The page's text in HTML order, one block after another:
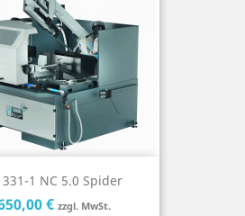
1 NC 5.0 Spider
€ zzgl. MwSt.Preis